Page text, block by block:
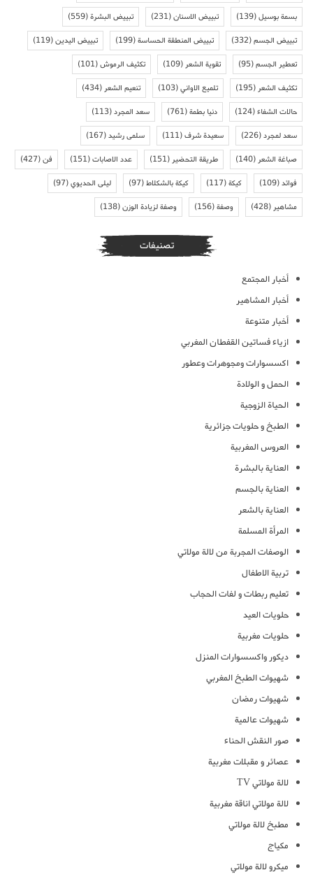
بسمة بوسيل(139) تبييض الاسنان(231) تبييض البشرة(559)
تبييض الجسم(332) تبييض المنطقة الحساسة(199) تبييض اليدين(119)
تعطير الجسم(95) تقوية الشعر(109) تكثيف الرموش(101)
تكثيف الشعر(195) تلميع الاواني(103) تنعيم الشعر(434)
حالات الشفاء(124) دنيا بطمة(761) سعد المجرد(113)
سعد لمجرد(226) سعيدة شرف(111) سلمى رشيد(167)
صباغة الشعر(140) طريقة التحضير(151) عدد الاصابات(151) فن(427)
فوائد(109) كيكة(117) كيكة بالشكلاط(97) ليلى الحديوي(97)
مشاهير(428) وصفة(156) وصفة لزيادة الوزن(138)
تصنيفات
أخبار المجتمع
أخبار المشاهير
أخبار متنوعة
ازياء فساتين القفطان المغربي
اكسسوارات ومجوهرات وعطور
الحمل و الولادة
الحياة الزوجية
الطبخ و حلويات جزائرية
العروس المغربية
العناية بالبشرة
العناية بالجسم
العناية بالشعر
المرأة المسلمة
الوصفات المجربة من لالة مولاتي
تربية الاطفال
تعليم ربطات و لفات الحجاب
حلويات العيد
حلويات مغربية
ديكور واكسسوارات المنزل
شهيوات الطبخ المغربي
شهيوات رمضان
شهيوات عالمية
صور النقش الحناء
عصائر و مقبلات مغربية
لالة مولاتي TV
لالة مولاتي اناقة مغربية
مطبخ لالة مولاتي
مكياج
ميكرو لالة مولاتي